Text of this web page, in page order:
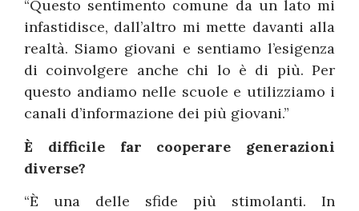
“Questo sentimento comune da un lato mi
infastidisce, dall’altro mi mette davanti alla
realtà. Siamo giovani e sentiamo l’esigenza
di coinvolgere anche chi lo è di più. Per
questo andiamo nelle scuole e utilizziamo i
canali d’informazione dei più giovani.”
È difficile far cooperare generazioni
diverse?
“È una delle sfide più stimolanti. In